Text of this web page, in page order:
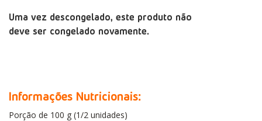
Uma vez descongelado, este produto não
deve ser congelado novamente.
Informações Nutricionais:
Porção de 100 g (1/2 unidades)